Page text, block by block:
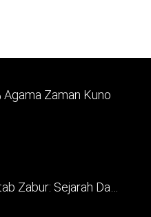
Agama Zaman Kuno
Zabur: Sejarah Da…